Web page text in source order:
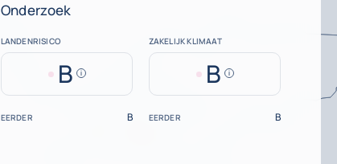
Onderzoek
LANDENRISICO
B Help
ZAKELIJK KLIMAAT
B Help
EERDER B EERDER B